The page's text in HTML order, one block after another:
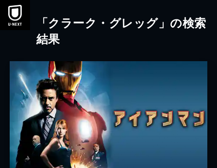
本文へスキップ
「クラーク・グレッグ」の検索
結果